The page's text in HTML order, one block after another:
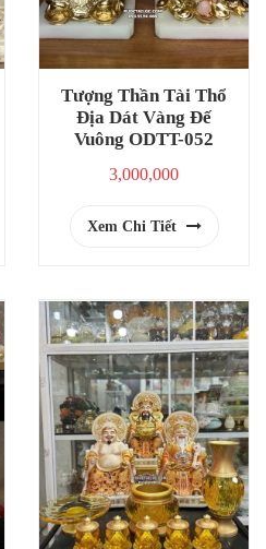
Tượng Thần Tài Thổ
Địa Dát Vàng Đế
Vuông ODTT-052
3,000,000
Xem Chi Tiết